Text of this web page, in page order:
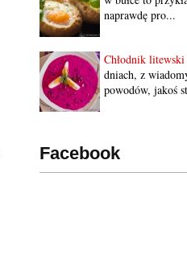
naprawdę pro...
Chłodnik litewski
dniach, z
powodów, jakoś
Facebook